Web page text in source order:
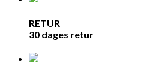
RETUR
30 dages retur